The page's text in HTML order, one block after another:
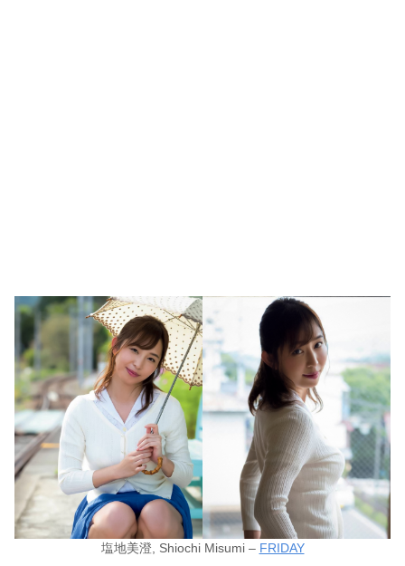
塩地美澄, Shiochi Misumi – FRIDAY